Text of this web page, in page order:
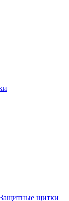
Защитные щитки